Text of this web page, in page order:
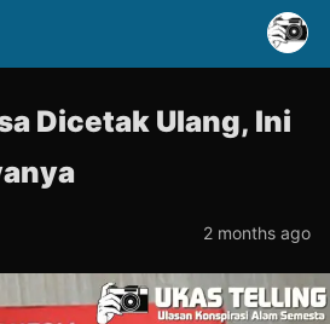
Dicetak Ulang, Ini
2 months ago